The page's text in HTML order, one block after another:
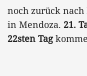
noch zurück nach
in Mendoza. 21.
22sten Tag